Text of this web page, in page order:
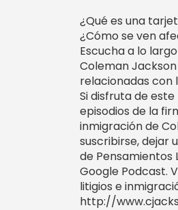
¿Qué es una
¿Cómo se ven
Escucha a lo
Coleman
relacionadas con
Si disfruta de
episodios de la
inmigración de
suscribirse, dejar
de Pensamientos
Google Podcast.
litigios e
http://